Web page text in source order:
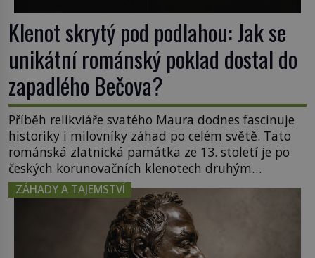
Klenot skrytý pod podlahou: Jak se
unikátní románský poklad dostal do
zapadlého Bečova?
Příběh relikviáře svatého Maura dodnes fascinuje
historiky i milovníky záhad po celém světě. Tato
románská zlatnická památka ze 13. století je po
českých korunovačních klenotech druhým
nejcennějším movitým majetkem v České
republice. Přestože byl klenot v roce 1985 po
dramatickém pátrání kriminalistů úspěšně
nalezen, jeho minulost stále obestírá hustá mlha.
Otázky, jak přesně se tato […]
ZÁHADY A TAJEMSTVÍ